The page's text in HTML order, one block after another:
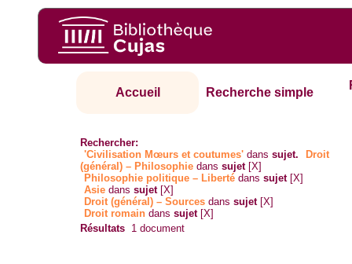
Accueil Recherche simple
Rechercher:
'Civilisation Mœurs et coutumes' danssujet.
Droit
(général) – Philosophie danssujet [X]
Philosophie politique – Liberté danssujet [X]
Asie danssujet [X]
Droit (général) – Sources danssujet [X]
Droit romain danssujet [X]
Résultats 1 document